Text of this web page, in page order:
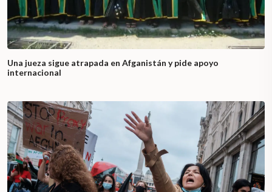
Una jueza sigue atrapada en Afganistán y pide apoyo
internacional